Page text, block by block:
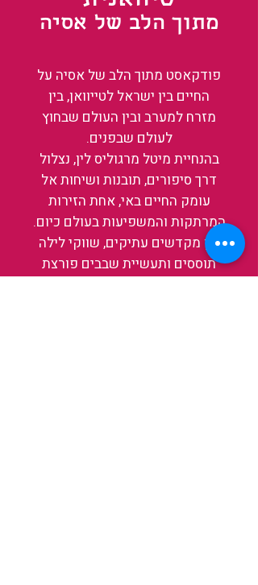
מתוך הלב של אסיה
פודקאסט מתוך הלב של אסיה על
החיים בין ישראל לטייוואן, בין
מזרח למערב ובין העולם שבחוץ
לעולם שבפנים.
בהנחיית מיטל מרגוליס לין, נצלול
דרך סיפורים, תובנות ושיחות אל
עומק החיים באי, אחת הזירות
המרתקות והמשפיעות בעולם כיום.
בין מקדשים עתיקים, שווקי לילה
תוססים ותעשיית שבבים פורצת